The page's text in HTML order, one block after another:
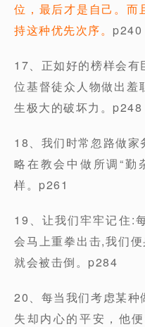
位，最后才是自己。而
持这种优先次序。 p240
17、正如好的榜样会
位基督徒众人物做出羞
生极大的破坏力。p248
18、我们时常忽路做
略在教会中做所调“勤
样。p261
19、让我们牢牢记住:
会马上重拳出击,我们
就会被击倒。p284
20、每当我们考虑某种
失却内心的平安，他